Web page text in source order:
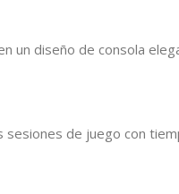
un diseño de consola
sesiones de juego con